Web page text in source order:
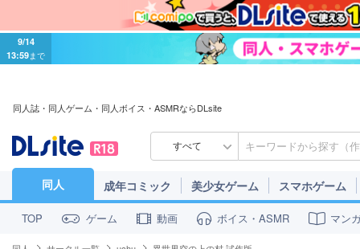
9/14
13:59まで
同人誌・同人ゲーム・同人ボイス・ASMRならDLsite
すべて
同人 成年コミック 美少女ゲーム スマホゲーム
TOP ゲーム 動画 ボイス・ASMR マン